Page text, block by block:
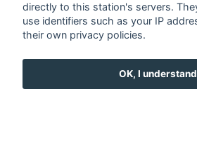
français ⋅ english ⋅ deutsch
ελληνικά
⋅ norsk ⋅ suomi
directly to this station's servers.
use identifiers such as your IP
their own privacy policies.
OK, I understand